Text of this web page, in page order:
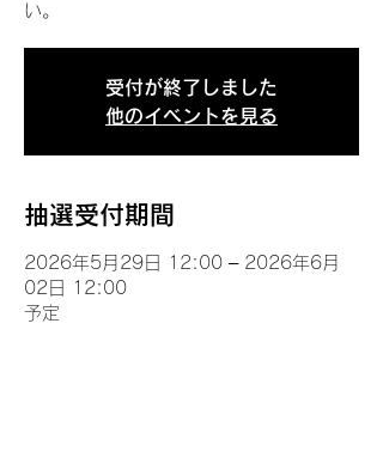
い。
受付が終了しました
他のイベントを見る
抽選受付期間
2026年5月29日 12:00 – 2026年6月
02日 12:00
予定